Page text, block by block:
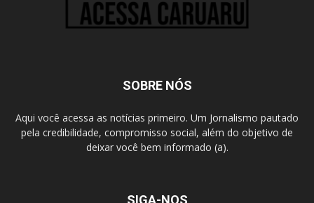
SOBRE NÓS
Aqui você acessa as notícias primeiro. Um Jornalismo pautado
pela credibilidade, compromisso social, além do objetivo de
deixar você bem informado (a).
SIGA-NOS